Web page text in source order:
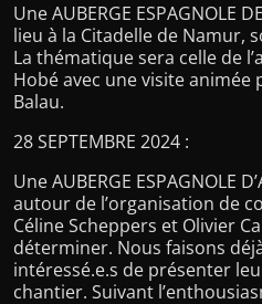
Une AUBERGE ESPAGNOLE
lieu à la Citadelle de Namur,
La thématique sera celle de
Hobé avec une visite animée
Balau.
28 SEPTEMBRE 2024 :
Une AUBERGE ESPAGNOLE
autour de l’organisation de
Céline Scheppers et Olivier
déterminer. Nous faisons
intéressé.e.s de présenter
chantier. Suivant